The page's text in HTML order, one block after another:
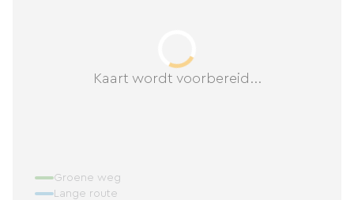
Kaart wordt voorbereid...
Groene weg
Lange route